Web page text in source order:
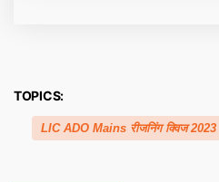
TOPICS:
LIC ADO Mains रीजनिंग क्विज 2023